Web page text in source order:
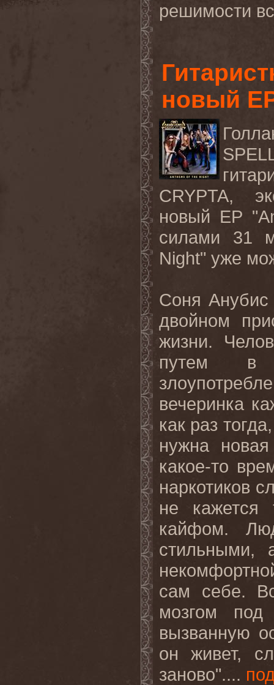
решимости
новый
CRYPTA,
новый EP
силами 31
Night" уже
Соня Анубис
двойном
жизни.
путем
в
вечеринка
как раз
нужна
какое-то
наркотиков
не кажется
кайфом.
стильными,
сам себе.
мозгом
под
вызванную
он живет,
заново"....